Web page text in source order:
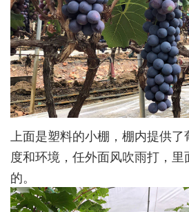
上面是塑料的小棚，棚内提供
度和环境，任外面风吹雨打，
的。